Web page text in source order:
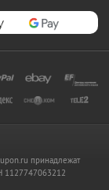
принадлежат
1127747063212